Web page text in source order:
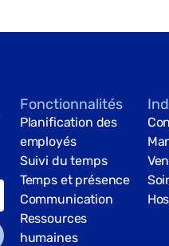
Fonctionnalités
Planification des
employés
Suivi du temps
Temps et présence
Communication
Ressources
humaines